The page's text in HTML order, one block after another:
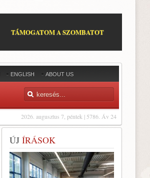
TÁMOGATOM A SZOMBATOT
ENGLISH ABOUT US
2026. augusztus 7, péntek | 5786. Áv 24
ÚJ ÍRÁSOK